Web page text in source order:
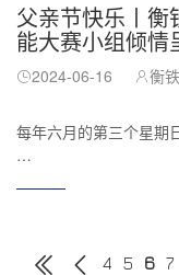
父亲节快乐丨衡
能大赛小组倾情
2024-06-16 衡
每年六月的第三个星期
生如子，蜡炬成灰泪始
首页 上一页 4 5 6 7